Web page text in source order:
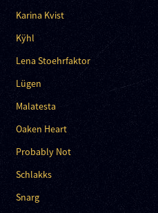
Karina Kvist
Kÿhl
Lena Stoehrfaktor
Lügen
Malatesta
Oaken Heart
Probably Not
Schlakks
Snarg